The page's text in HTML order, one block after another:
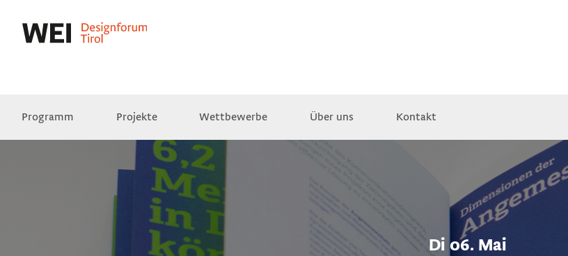
Programm Projekte Wettbewerbe Über uns Kontakt
Empfehlungen Jobs
Di 06. Mai